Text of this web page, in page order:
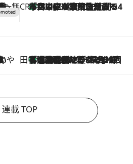
所へ
体験 CREA'S CHOICE
2026.8.7
「立川にも歌舞伎があるんだよ」 片岡仁左衛門・市川中車ら豪華座組みで4年目の立川立飛歌舞伎へ
ヌ 田中稲の勝手に再ブーム
2026.8.7
「湘南乃風に憧れて」観客大盛上がりの“タオル回し”に、ラッパー顔負けの高速歌唱まで…さだまさし（74）のアグレッシブすぎる現在地
連載 TOP